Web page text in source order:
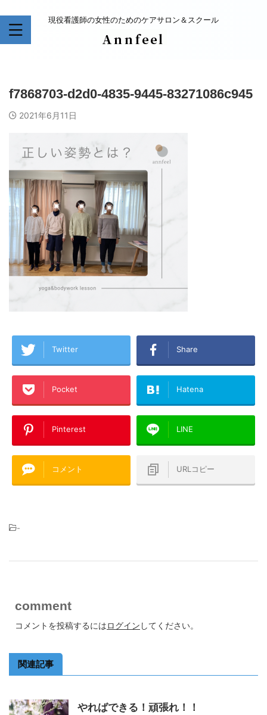
現役看護師の女性のためのケアサロン＆スクール
f7868703-d2d0-4835-9445-83271086c945
2021年6月11日
Twitter Share
Pocket Hatena
Pinterest LINE
コメント URLコピー
-
comment
コメントを投稿するにはログイン してください。
関連記事
やればできる！頑張れ！！